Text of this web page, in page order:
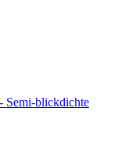
Semi-blickdichte